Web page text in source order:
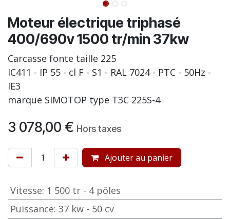
Moteur électrique triphasé
400/690v 1500 tr/min 37kw
Carcasse fonte taille 225
IC411 - IP 55 - cl F - S1 - RAL 7024 - PTC - 50Hz -
IE3
marque SIMOTOP type T3C 225S-4
3 078,00 € Hors taxes
Ajouter au panier
Vitesse: 1 500 tr - 4 pôles
Puissance: 37 kw - 50 cv